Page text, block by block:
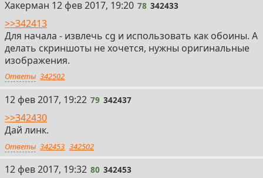
Хакерман 78
12 фев 2017, 19:20 78 342433
>>342413
Для начала - извлечь cg и использовать как обоины. А
делать скриншоты не хочется, нужны оригинальные
изображения.
Ответы 342502
79
12 фев 2017, 19:22 79 342437
>>342430
Дай линк.
Ответы 342453 342502
80
12 фев 2017, 19:32 80 342453